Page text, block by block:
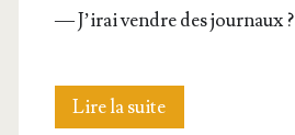
— J’i­rai vendre des journaux ?
Lire la suiteLa